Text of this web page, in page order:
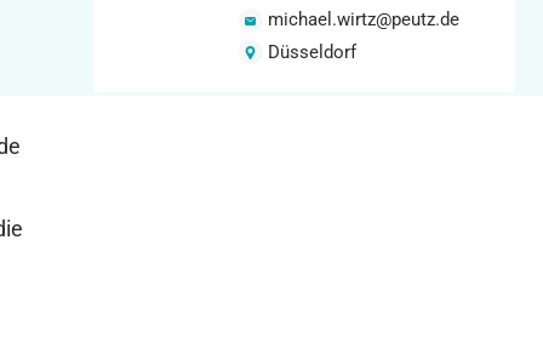
michael.wirtz@peutz.de
Düsseldorf